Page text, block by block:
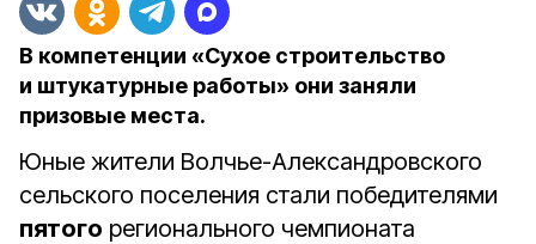
В компетенции «Сухое строительство
и штукатурные работы» они заняли
призовые места.
Юные жители Волчье-Александровского
сельского поселения стали победителями
пятого регионального чемпионата